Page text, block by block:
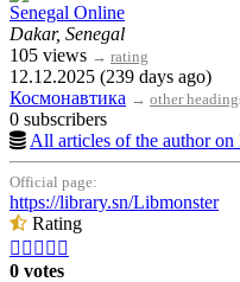
Senegal Online
Dakar, Senegal
105 views → rating
12.12.2025 (239 days ago)
Космонавтика → other
0 subscribers
All articles of the author on
Official page:
https://library.sn/Libmonster
Rating
    
0 votes